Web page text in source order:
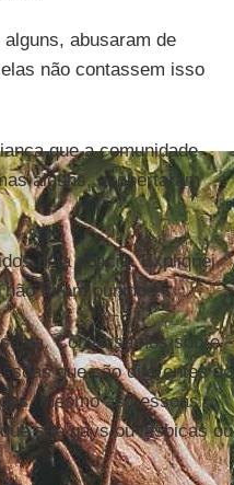
abusaram de
não contassem isso
que a comunidade
alguns, acobertaram
pela polícia. Expliquei
foram punidos.
Conversamos sobre
que são diferentes do
mesmo as pessoas
são gays ou lésbicas ou